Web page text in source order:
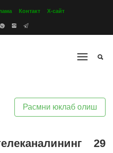
Контакт Х-сайт
Расмни юклаб олиш
29